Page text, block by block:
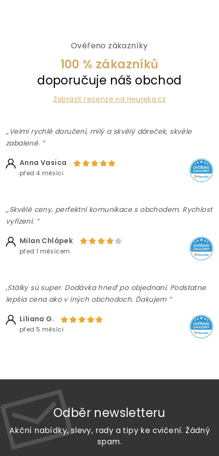
Ověřeno zákazníky
100 % zákazníků
doporučuje náš obchod
Zobrazit recenze na Heureka.cz
,,Velmi rychlé doručení, milý a skvělý dáreček, skvěle
zabalené. ”
Anna Vasica
před 4 měsíci
,,Skvělé ceny, perfektní komunikace s obchodem. Rychlost
vyřízení. ”
Milan Chlápek
před 1 měsícem
,Stálky sú super. Dodávka hneď po objednaní. Podstatne
lepšia cena ako v iných obchodoch. Ďakujem ”
Liliana G.
před 5 měsíci
Odběr newsletteru
Akční nabídky, slevy, rady a tipy ke cvičení. Žádný
spam.